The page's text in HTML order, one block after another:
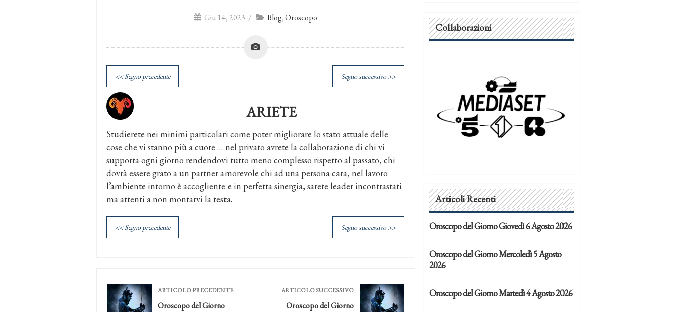
Giu 14, 2023 / Blog,Oroscopo
<< Segno precedente Segno successivo >>
ARIETE
Studierete nei minimi particolari come poter migliorare lo stato attuale delle
cose che vi stanno più a cuore … nel privato avrete la collaborazione di chi vi
supporta ogni giorno rendendovi tutto meno complesso rispetto al passato, chi
dovrà essere grato a un partner amorevole chi ad una persona cara, nel lavoro
l’ambiente intorno è accogliente e in perfetta sinergia, sarete leader incontrastati
ma attenti a non montarvi la testa.
<< Segno precedente Segno successivo >>
ARTICOLO PRECEDENTE
Oroscopo del Giorno
ARTICOLO SUCCESSIVO
Oroscopo del Giorno
Collaborazioni
Articoli Recenti
Oroscopo del Giorno Giovedì 6 Agosto 2026
Oroscopo del Giorno Mercoledì 5 Agosto
2026
Oroscopo del Giorno Martedì 4 Agosto 2026